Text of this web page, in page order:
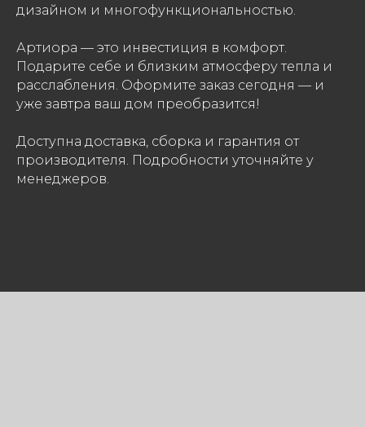
дизайном и многофункциональностью.
Артиора — это инвестиция в комфорт.
Подарите себе и близким атмосферу тепла и
расслабления. Оформите заказ сегодня — и
уже завтра ваш дом преобразится!
Доступна доставка, сборка и гарантия от
производителя. Подробности уточняйте у
менеджеров.